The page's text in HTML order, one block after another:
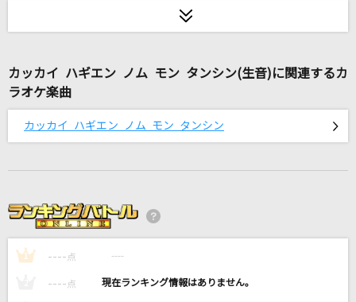
平沢進
光(ビデオクリップバージョン)
宇多田ヒカル
平熱
クリス・ハート
Lovers Again
カッカイ ハギエン ノム モン タンシン(生音)に関連するカ
ラオケ楽曲
カッカイ ハギエン ノム モン タンシン
1 ---- 点 ----
---- 点 ----